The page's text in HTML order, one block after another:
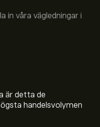
är detta de
handelsvolymen
in våra vägledningar i